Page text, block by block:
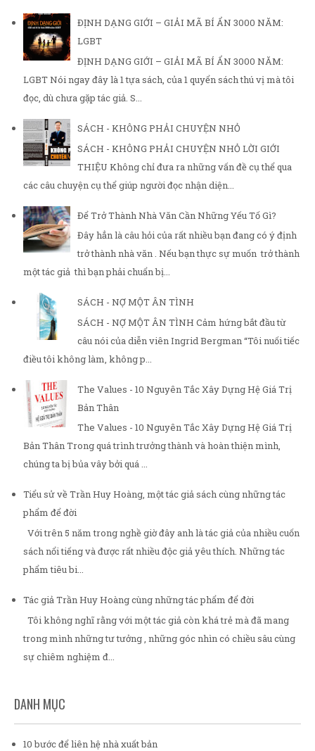
ĐỊNH DẠNG GIỚI – GIẢI MÃ BÍ ẨN 3000 NĂM:
LGBT
ĐỊNH DẠNG GIỚI – GIẢI MÃ BÍ ẨN 3000 NĂM:
LGBT Nói ngay đây là 1 tựa sách, của 1 quyển sách thú vị mà tôi
đọc, dù chưa gặp tác giả. S...
SÁCH - KHÔNG PHẢI CHUYỆN NHỎ
SÁCH - KHÔNG PHẢI CHUYỆN NHỎ LỜI GIỚI
THIỆU Không chỉ đưa ra những vấn đề cụ thể qua
các câu chuyện cụ thể giúp người đọc nhận diện...
Để Trở Thành Nhà Văn Cần Những Yếu Tố Gì?
Đây hẳn là câu hỏi của rất nhiều bạn đang có ý định
trở thành nhà văn . Nếu bạn thực sự muốn trở thành
một tác giả thì bạn phải chuẩn bị...
SÁCH - NỢ MỘT ÂN TÌNH
SÁCH - NỢ MỘT ÂN TÌNH Cảm hứng bắt đầu từ
câu nói của diễn viên Ingrid Bergman “Tôi nuối tiếc
điều tôi không làm, không p...
The Values - 10 Nguyên Tắc Xây Dựng Hệ Giá Trị
Bản Thân
The Values - 10 Nguyên Tắc Xây Dựng Hệ Giá Trị
Bản Thân Trong quá trình trưởng thành và hoàn thiện mình,
chúng ta bị bủa vây bởi quá ...
Tiểu sử về Trần Huy Hoàng, một tác giả sách cùng những tác
phẩm để đời
Với trên 5 năm trong nghề giờ đây anh là tác giả của nhiều cuốn
sách nổi tiếng và được rất nhiều độc giả yêu thích. Những tác
phẩm tiêu bi...
Tác giả Trần Huy Hoàng cùng những tác phẩm để đời
Tôi không nghĩ rằng với một tác giả còn khá trẻ mà đã mang
trong mình những tư tưởng , những góc nhìn có chiều sâu cùng
sự chiêm nghiệm đ...
DANH MỤC
10 bước để liên hệ nhà xuất bản